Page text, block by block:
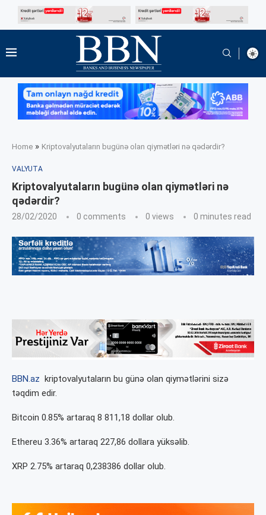
Home » Kriptovalyutaların bugünə olan qiymətləri nə qədərdir?
VALYUTA
Kriptovalyutaların bugünə olan qiymətləri nə
qədərdir?
28/02/2020 0 comments 0 views 0 minutes read
BBN.az kriptovalyutaların bu günə olan qiymətlərini sizə
təqdim edir.
Bitcoin 0.85% artaraq 8 811,18 dollar olub.
Ethereu 3.36% artaraq 227,86 dollara yüksəlib.
XRP 2.75% artaraq 0,238386 dollar olub.